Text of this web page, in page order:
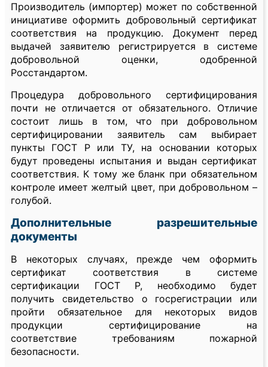
Производитель (импортер) может по собственной
инициативе оформить добровольный сертификат
соответствия на продукцию. Документ перед
выдачей заявителю регистрируется в системе
добровольной оценки, одобренной
Росстандартом.
Процедура добровольного сертифицирования
почти не отличается от обязательного. Отличие
состоит лишь в том, что при добровольном
сертифицировании заявитель сам выбирает
пункты ГОСТ Р или ТУ, на основании которых
будут проведены испытания и выдан сертификат
соответствия. К тому же бланк при обязательном
контроле имеет желтый цвет, при добровольном –
голубой.
Дополнительные разрешительные
документы
В некоторых случаях, прежде чем оформить
сертификат соответствия в системе
сертификации ГОСТ Р, необходимо будет
получить свидетельство о госрегистрации или
пройти обязательное для некоторых видов
продукции сертифицирование на
соответствие требованиям пожарной
безопасности.